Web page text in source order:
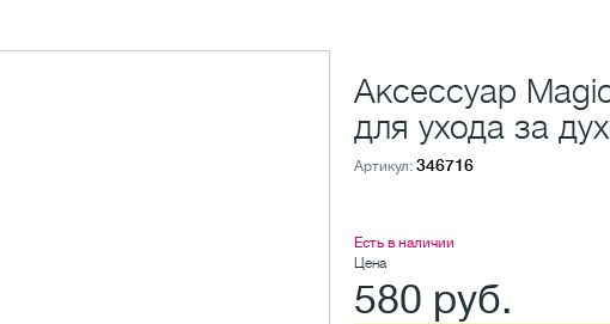
Аксессуар
для ухода за
Артикул: 346716
Есть в наличии
Цена
580 руб.